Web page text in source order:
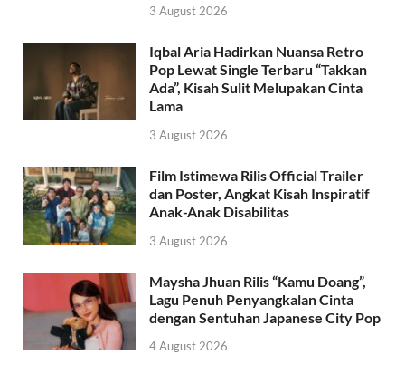
3 August 2026
Iqbal Aria Hadirkan Nuansa Retro
Pop Lewat Single Terbaru “Takkan
Ada”, Kisah Sulit Melupakan Cinta
Lama
3 August 2026
Film Istimewa Rilis Official Trailer
dan Poster, Angkat Kisah Inspiratif
Anak-Anak Disabilitas
3 August 2026
Maysha Jhuan Rilis “Kamu Doang”,
Lagu Penuh Penyangkalan Cinta
dengan Sentuhan Japanese City Pop
4 August 2026